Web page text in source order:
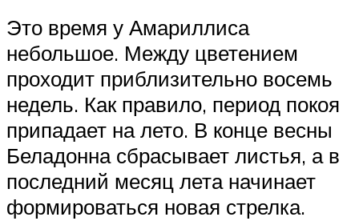
Это время у Амариллиса
небольшое. Между цветением
проходит приблизительно восемь
недель. Как правило, период покоя
припадает на лето. В конце весны
Беладонна сбрасывает листья, а в
последний месяц лета начинает
формироваться новая стрелка.